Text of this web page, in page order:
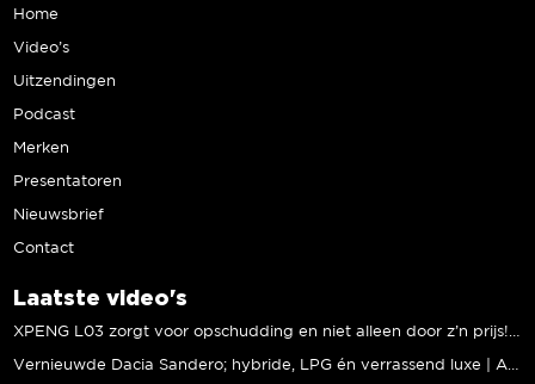
Home
Video’s
Uitzendingen
Podcast
Merken
Presentatoren
Nieuwsbrief
Contact
Laatste video's
XPENG L03 zorgt voor opschudding en niet alleen door z’n prijs! | Jeroen Mul
Vernieuwde Dacia Sandero; hybride, LPG én verrassend luxe | Andreas Pol